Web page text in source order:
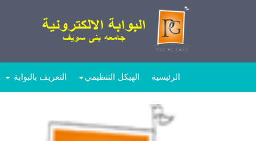
الرئيسية الهيكل التنظيمي التعريف بالبوابة